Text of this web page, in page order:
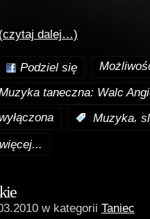
(czytaj dalej…)
Podziel się
taneczna: Walc
Muzyka,
więcej...
w kategorii Taniec